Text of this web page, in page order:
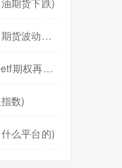
期货下跌)
黄金期货波动一个点多少钱(黄金期货波动一个点多少钱啊)
已开ETF期权再开股指期权(已开etf期权再开股指期权怎么算)
数)
么平台的)